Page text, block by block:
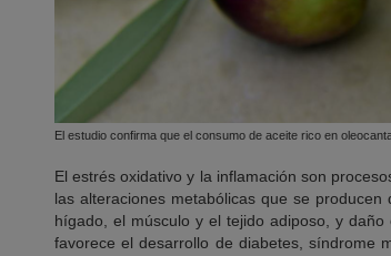
El estudio confirma que el consumo de aceite rico en
El estrés oxidativo y la inflamación son
las alteraciones metabólicas que se
hígado, el músculo y el tejido adiposo, y
favorece el desarrollo de diabetes, síndrome